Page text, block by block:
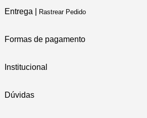
Entrega | Rastrear Pedido
Formas de pagamento
Institucional
Dúvidas